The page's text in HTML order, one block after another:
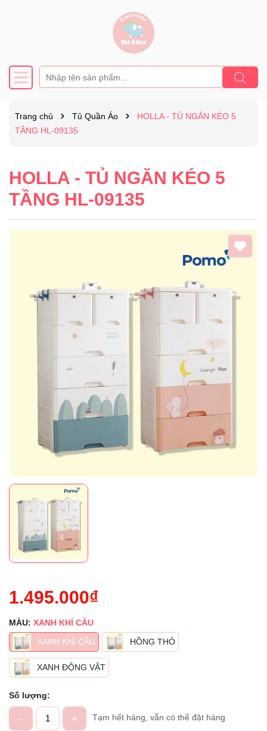
Trang chủ Tủ Quần Áo
HOLLA - TỦ NGĂN KÉO 5
TẦNG HL-09135
HOLLA - TỦ NGĂN KÉO 5
TẦNG HL-09135
1.495.000₫
MÀU: XANH KHÍ CẦU
XANH KHÍ CẦU
HỒNG THỎ
XANH ĐỘNG VẬT
Số lượng:
- + Tạm hết hàng, vẫn có thể đặt hàng
Mã giảm giá: